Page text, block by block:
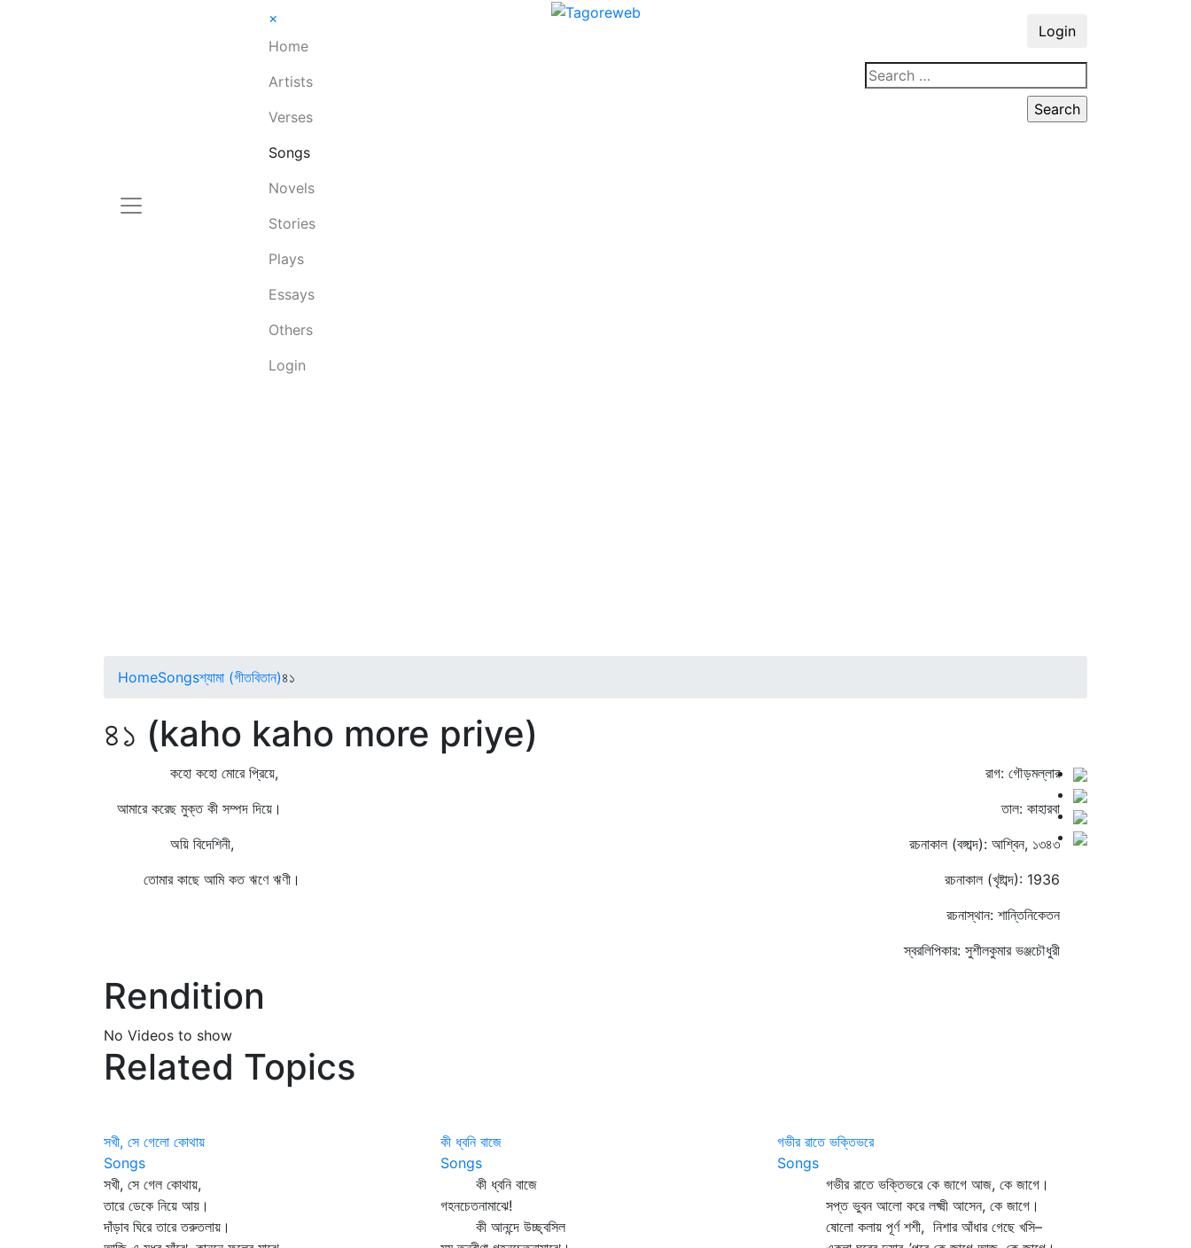
×
Home
Artists
Verses
Songs
Novels
Stories
Plays
Essays
Others
Login
Login
HomeSongsশ্যামা (গীতবিতান)৪১
৪১ (kaho kaho more priye)
কহো কহো মোরে প্রিয়ে,
আমারে করেছ মুক্ত কী সম্পদ দিয়ে।
অয়ি বিদেশিনী,
তোমার কাছে আমি কত ঋণে ঋণী।
রাগ: গৌড়মল্লার
তাল: কাহারবা
রচনাকাল (বঙ্গাব্দ): আশ্বিন, ১৩৪৩
রচনাকাল (খৃষ্টাব্দ): 1936
রচনাস্থান: শান্তিনিকেতন
স্বরলিপিকার: সুশীলকুমার ভঞ্জচৌধুরী
Rendition
No Videos to show
Related Topics
সখী, সে গেলো কোথায়
Songs
সখী, সে গেল কোথায়,
তারে ডেকে নিয়ে আয়।
দাঁড়াব ঘিরে তারে তরুতলায়।
কী ধ্বনি বাজে
Songs
কী ধ্বনি বাজে
গহনচেতনামাঝে!
কী আনন্দে উচ্ছ্বসিল
গভীর রাতে ভক্তিভরে
Songs
গভীর রাতে ভক্তিভরে কে জাগে আজ, কে জাগে।
সপ্ত ভুবন আলো করে লক্ষ্মী আসেন, কে জাগে।
ষোলো কলায় পূর্ণ শশী, নিশার আঁধার গেছে খসি–